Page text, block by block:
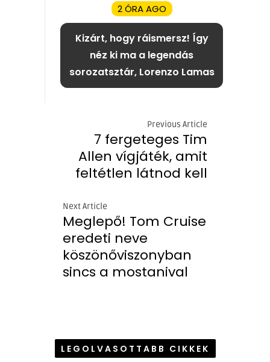
2 ÓRA AGO
Kizárt, hogy ráismersz! Így
néz ki ma a legendás
sorozatsztár, Lorenzo Lamas
Previous Article
7 fergeteges Tim
Allen vígjáték, amit
feltétlen látnod kell
Next Article
Meglepő! Tom Cruise
eredeti neve
köszönőviszonyban
sincs a mostanival
LEGOLVASOTTABB CIKKEK